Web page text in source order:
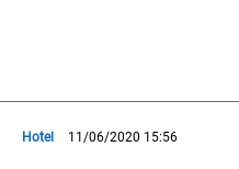
Hotel 11/06/2020 15:56